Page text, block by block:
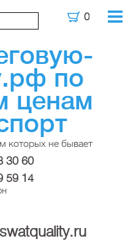
по
ценам
которых не бывает
30 60
59 14